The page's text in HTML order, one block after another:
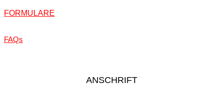
FORMULARE
FAQs
ANSCHRIFT